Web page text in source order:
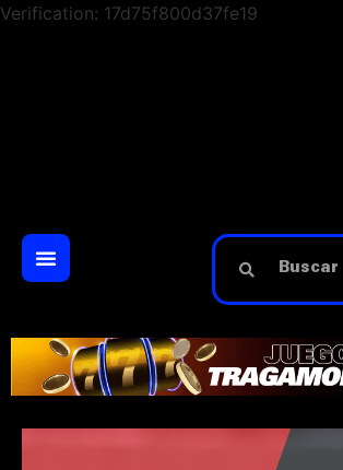
Verification: 17d75f800d37fe19